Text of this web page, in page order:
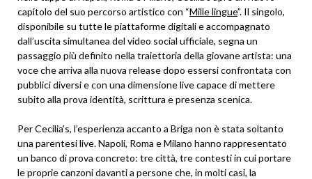
capitolo del suo percorso artistico con “Mille lingue”. Il singolo,
disponibile su tutte le piattaforme digitali e accompagnato
dall’uscita simultanea del video social ufficiale, segna un
passaggio più definito nella traiettoria della giovane artista: una
voce che arriva alla nuova release dopo essersi confrontata con
pubblici diversi e con una dimensione live capace di mettere
subito alla prova identità, scrittura e presenza scenica.
Per Cecilia’s, l’esperienza accanto a Briga non è stata soltanto
una parentesi live. Napoli, Roma e Milano hanno rappresentato
un banco di prova concreto: tre città, tre contesti in cui portare
le proprie canzoni davanti a persone che, in molti casi, la